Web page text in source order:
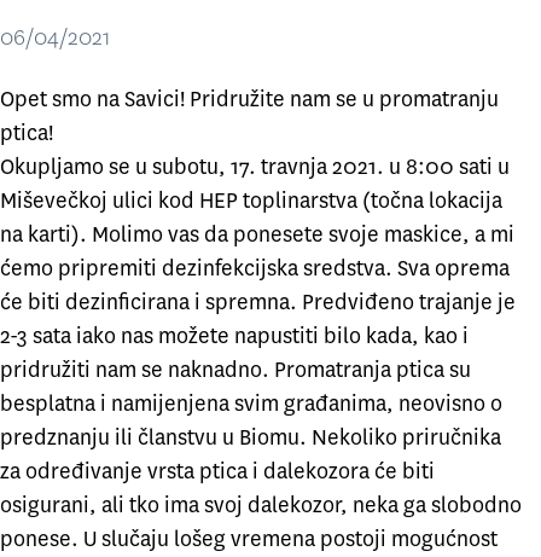
06/04/2021
Opet smo na Savici! Pridružite nam se u promatranju
ptica!
Okupljamo se u subotu, 17. travnja 2021. u 8:00 sati u
Miševečkoj ulici kod HEP toplinarstva (točna lokacija
na karti). Molimo vas da ponesete svoje maskice, a mi
ćemo pripremiti dezinfekcijska sredstva. Sva oprema
će biti dezinficirana i spremna. Predviđeno trajanje je
2-3 sata iako nas možete napustiti bilo kada, kao i
pridružiti nam se naknadno. Promatranja ptica su
besplatna i namijenjena svim građanima, neovisno o
predznanju ili članstvu u Biomu. Nekoliko priručnika
za određivanje vrsta ptica i dalekozora će biti
osigurani, ali tko ima svoj dalekozor, neka ga slobodno
ponese. U slučaju lošeg vremena postoji mogućnost